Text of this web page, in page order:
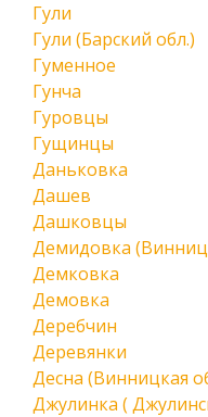
Гули
Гули (Барский обл.)
Гуменное
Гунча
Гуровцы
Гущинцы
Даньковка
Дашев
Дашковцы
Демидовка
Демковка
Демовка
Деребчин
Деревянки
Десна (Винницкая
Джулинка (